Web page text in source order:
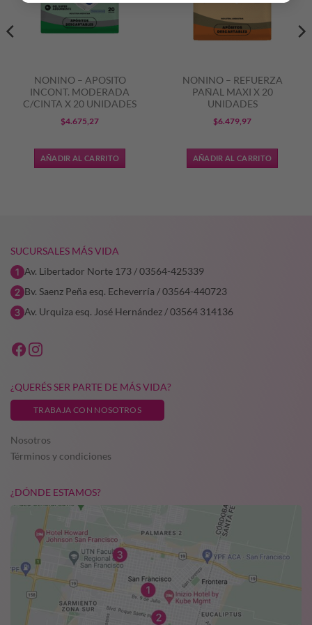
NONINO – APOSITO
INCONT. MODERADA
C/CINTA X 20 UNIDADES
$4.675,27
AÑADIR AL CARRITO
NONINO – REFUERZA
PAÑAL MAXI X 20
UNIDADES
$6.479,97
AÑADIR AL CARRITO
SUCURSALES MÁS VIDA
Av. Libertador Norte 173 / 03564-425339
Bv. Saenz Peña esq. Echeverría / 03564-440723
Av. Urquiza esq. José Hernández / 03564 314136
¿QUERÉS SER PARTE DE MÁS VIDA?
TRABAJA CON NOSOTROS
Nosotros
Términos y condiciones
¿DÓNDE ESTAMOS?